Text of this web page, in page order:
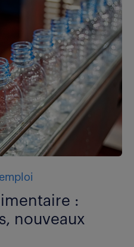
:
nouveaux